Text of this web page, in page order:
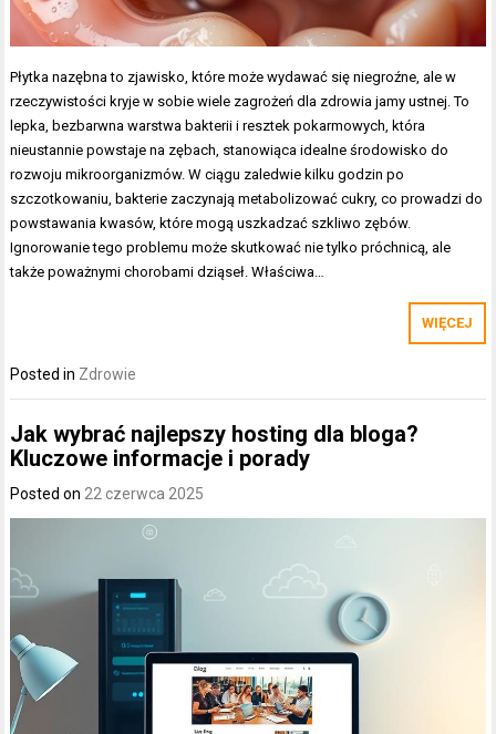
Płytka nazębna to zjawisko, które może wydawać się niegroźne, ale w
rzeczywistości kryje w sobie wiele zagrożeń dla zdrowia jamy ustnej. To
lepka, bezbarwna warstwa bakterii i resztek pokarmowych, która
nieustannie powstaje na zębach, stanowiąca idealne środowisko do
rozwoju mikroorganizmów. W ciągu zaledwie kilku godzin po
szczotkowaniu, bakterie zaczynają metabolizować cukry, co prowadzi do
powstawania kwasów, które mogą uszkadzać szkliwo zębów.
Ignorowanie tego problemu może skutkować nie tylko próchnicą, ale
także poważnymi chorobami dziąseł. Właściwa…
WIĘCEJ
Posted in Zdrowie
Jak wybrać najlepszy hosting dla bloga?
Kluczowe informacje i porady
Posted on 22 czerwca 2025